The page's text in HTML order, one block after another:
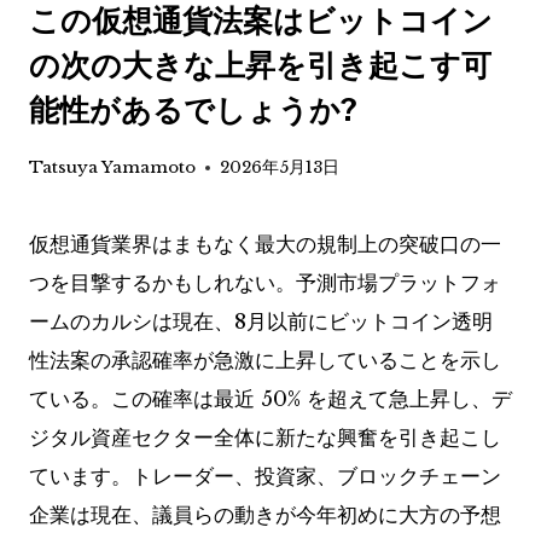
この仮想通貨法案はビットコイン
の次の大きな上昇を引き起こす可
能性があるでしょうか?
Tatsuya Yamamoto 2026年5月13日
仮想通貨業界はまもなく最大の規制上の突破口の一
つを目撃するかもしれない。予測市場プラットフォ
ームのカルシは現在、8月以前にビットコイン透明
性法案の承認確率が急激に上昇していることを示し
ている。この確率は最近 50% を超えて急上昇し、デ
ジタル資産セクター全体に新たな興奮を引き起こし
ています。トレーダー、投資家、ブロックチェーン
企業は現在、議員らの動きが今年初めに大方の予想